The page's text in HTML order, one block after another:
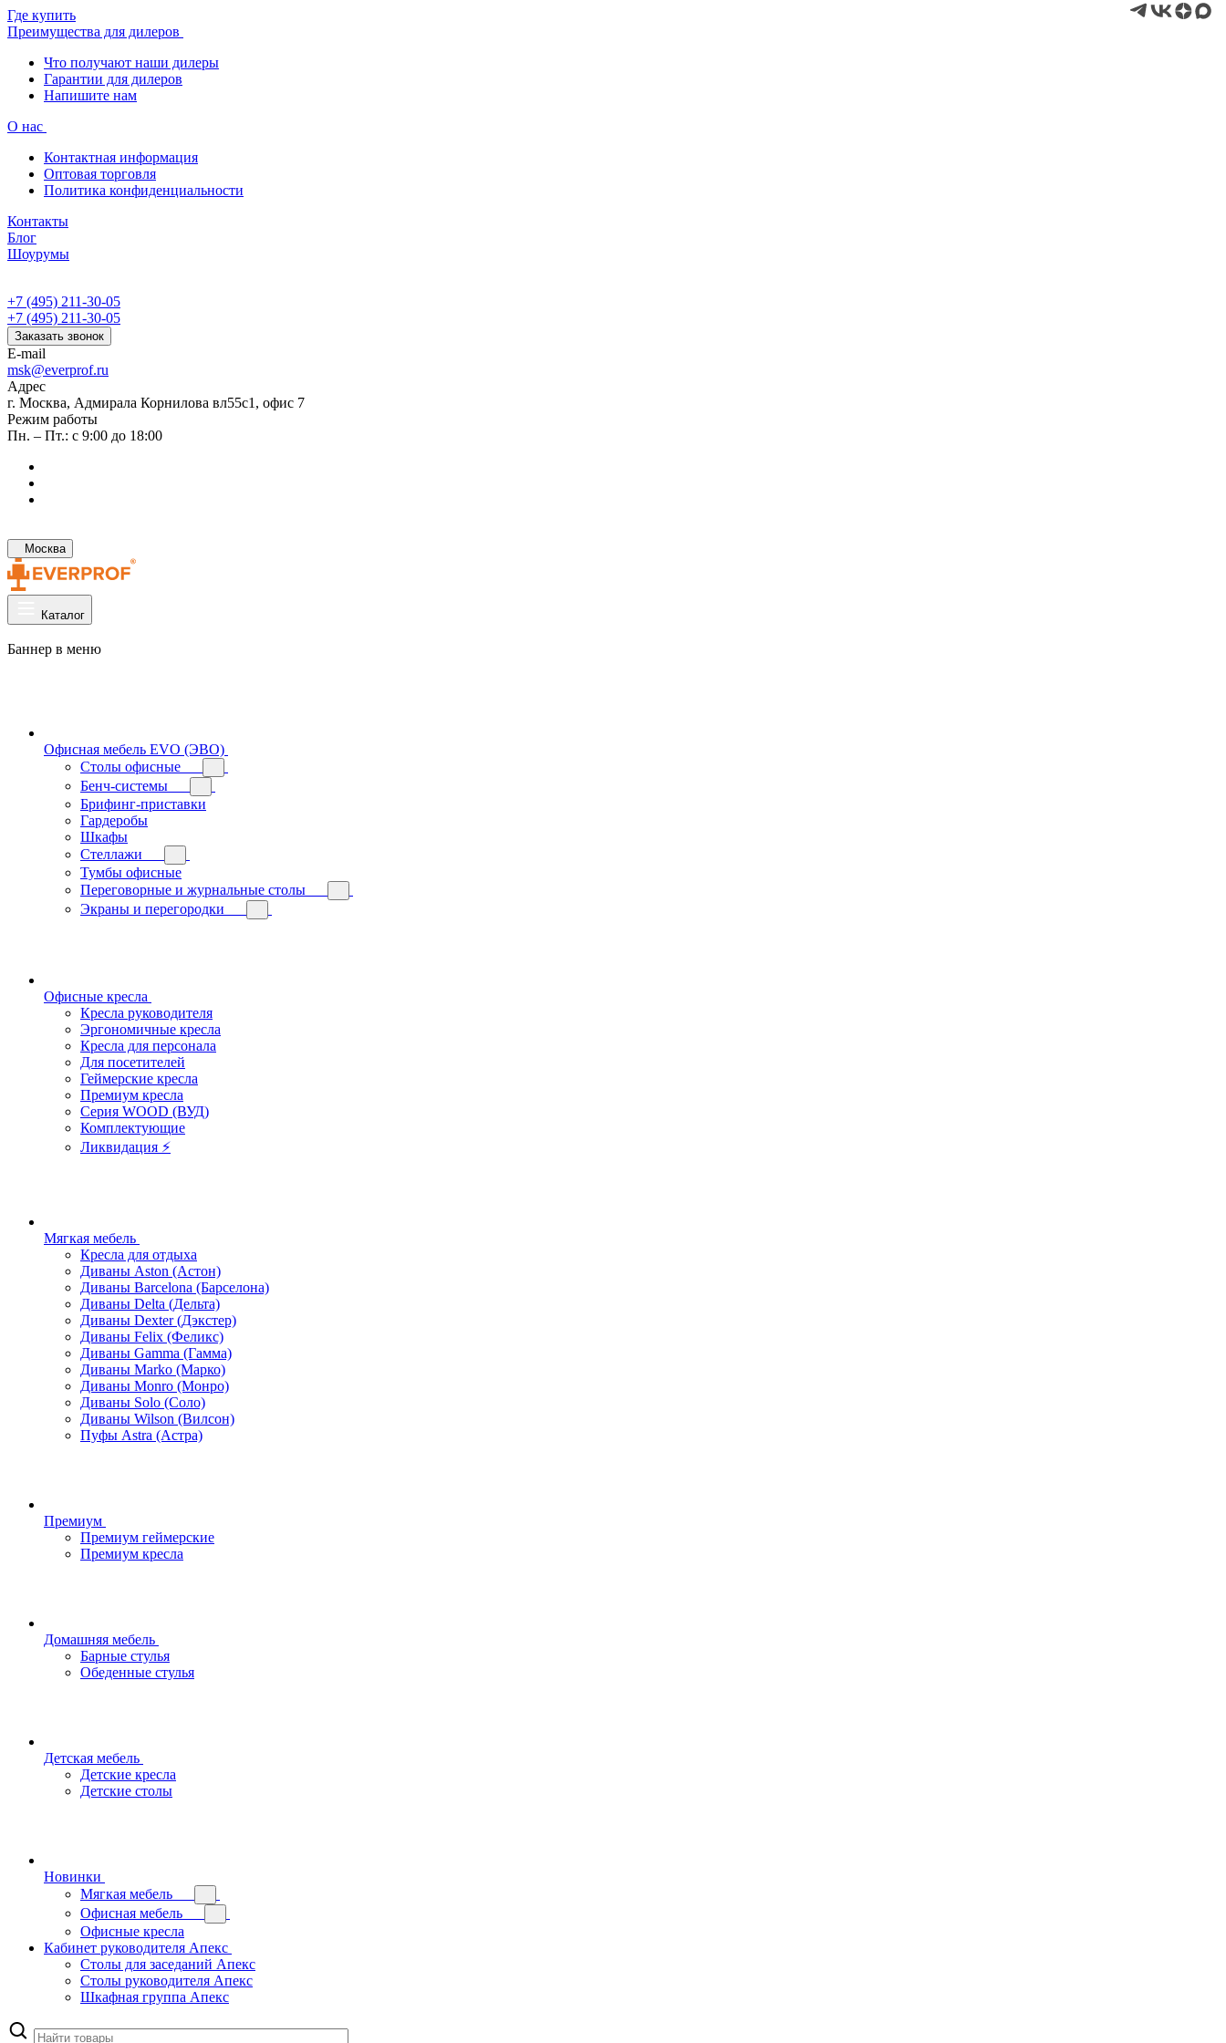
Где купить
Преимущества для дилеров
Что получают наши дилеры
Гарантии для дилеров
Напишите нам
О нас
Контактная информация
Оптовая торговля
Политика конфиденциальности
Контакты
Блог
Шоурумы
+7 (495) 211-30-05
+7 (495) 211-30-05
Заказать звонок
E-mail
msk@everprof.ru
Адрес
г. Москва, Адмирала Корнилова вл55с1, офис 7
Режим работы
Пн. – Пт.: с 9:00 до 18:00
Москва
Каталог
Баннер в меню
Офисная мебель EVO (ЭВО)
Cтолы офисные
Бенч-системы
Брифинг-приставки
Гардеробы
Шкафы
Стеллажи
Тумбы офисные
Переговорные и журнальные столы
Экраны и перегородки
Офисные кресла
Кресла руководителя
Эргономичные кресла
Кресла для персонала
Для посетителей
Геймерские кресла
Премиум кресла
Серия WOOD (ВУД)
Комплектующие
Ликвидация ⚡
Мягкая мебель
Кресла для отдыха
Диваны Aston (Астон)
Диваны Barcelona (Барселона)
Диваны Delta (Дельта)
Диваны Dexter (Дэкстер)
Диваны Felix (Феликс)
Диваны Gamma (Гамма)
Диваны Marko (Марко)
Диваны Monro (Монро)
Диваны Solo (Соло)
Диваны Wilson (Вилсон)
Пуфы Astra (Астра)
Премиум
Премиум геймерские
Премиум кресла
Домашняя мебель
Барные стулья
Обеденные стулья
Детская мебель
Детские кресла
Детские столы
Новинки
Мягкая мебель
Офисная мебель
Офисные кресла
Кабинет руководителя Апекс
Столы для заседаний Апекс
Столы руководителя Апекс
Шкафная группа Апекс